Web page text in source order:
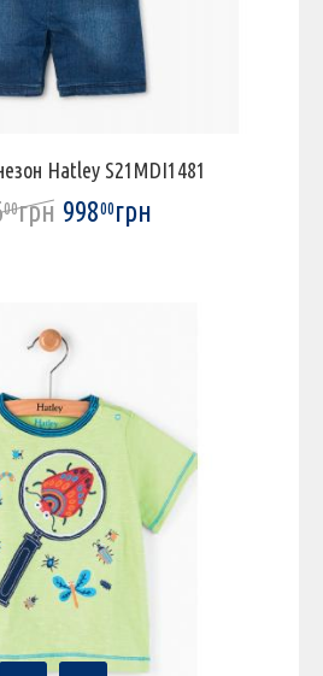
Hatley S21MDI1481
00грн 99800грн